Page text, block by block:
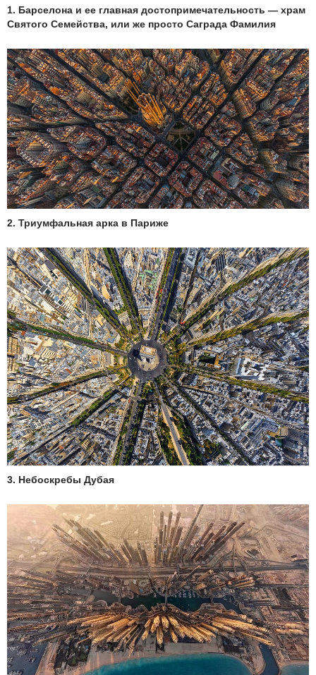
1. Барселона и ее главная достопримечательность — храм
Святого Семейства, или же просто Саграда Фамилия
2. Триумфальная арка в Париже
3. Небоскребы Дубая